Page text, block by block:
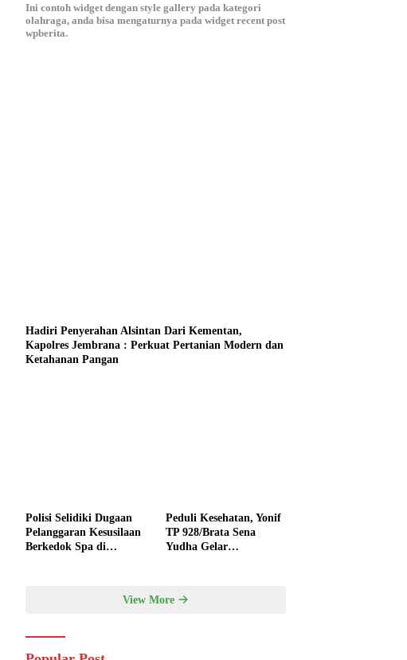
Ini contoh widget dengan style gallery pada kategori
olahraga, anda bisa mengaturnya pada widget recent post
wpberita.
Hadiri Penyerahan Alsintan Dari Kementan,
Kapolres Jembrana : Perkuat Pertanian Modern dan
Ketahanan Pangan
Polisi Selidiki Dugaan
Pelanggaran Kesusilaan
Berkedok Spa di
Peduli Kesehatan, Yonif
TP 928/Brata Sena
Yudha Gelar
Gilimanuk
View More